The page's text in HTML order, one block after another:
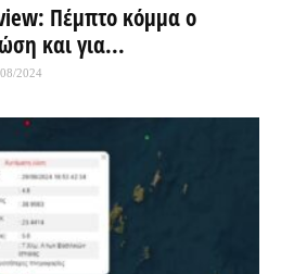
Πέμπτο κόμμα ο
και για...
2024